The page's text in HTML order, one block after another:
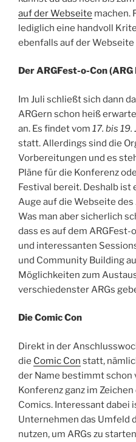
auf der Webseite machen.
lediglich eine handvoll
ebenfalls auf der
Der ARGFest-o-Con
Im Juli schließt sich dann
ARGern schon heiß
an. Es findet vom 17. bis 19.
statt. Allerdings sind die
Vorbereitungen und es
Pläne für die Konferenz
Festival bereit. Deshalb ist
Auge auf die Webseite des
Was man aber sicherlich
dass es auf dem
und interessanten
und Community Building
Möglichkeiten zum
verschiedenster ARGs
Die Comic Con
Direkt in der
die Comic Con statt,
der Name bestimmt
Konferenz ganz im
Comics. Interessant dabei
Unternehmen das Umfeld
nutzen, um ARGs zu